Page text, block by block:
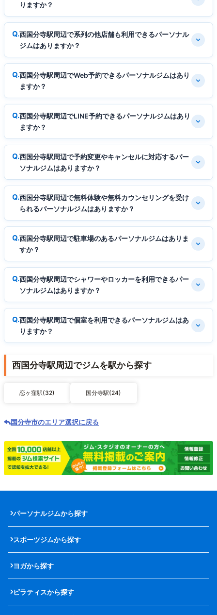
りますか？
西国分寺駅周辺で系列の他店舗も利用できるパーソナル
ジムはありますか？
西国分寺駅周辺でWeb予約できるパーソナルジムはあり
ますか？
西国分寺駅周辺でLINE予約できるパーソナルジムはあり
ますか？
西国分寺駅周辺で予約変更やキャンセルに対応するパー
ソナルジムはありますか？
西国分寺駅周辺で無料体験や無料カウンセリングを受け
られるパーソナルジムはありますか？
西国分寺駅周辺で駐車場のあるパーソナルジムはありま
すか？
西国分寺駅周辺でシャワーやロッカーを利用できるパー
ソナルジムはありますか？
西国分寺駅周辺で個室を利用できるパーソナルジムはあ
りますか？
西国分寺駅周辺でジムを駅から探す
恋ヶ窪駅(32) 国分寺駅(24)
国分寺市のエリア選択に戻る
パーソナルジムから探す
スポーツジムから探す
ヨガから探す
ピラティスから探す